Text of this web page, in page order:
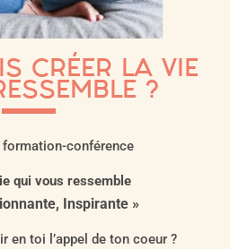
CRÉER LA VIE
?
formation-conférence
qui vous ressemble
Inspirante »
en toi l’appel de ton coeur ?